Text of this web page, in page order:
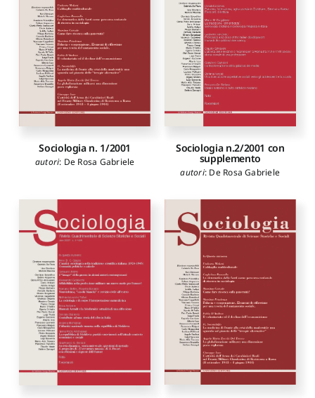
Sociologia n. 1/2001
autori: De Rosa Gabriele
Sociologia n.2/2001 con
supplemento
autori: De Rosa Gabriele